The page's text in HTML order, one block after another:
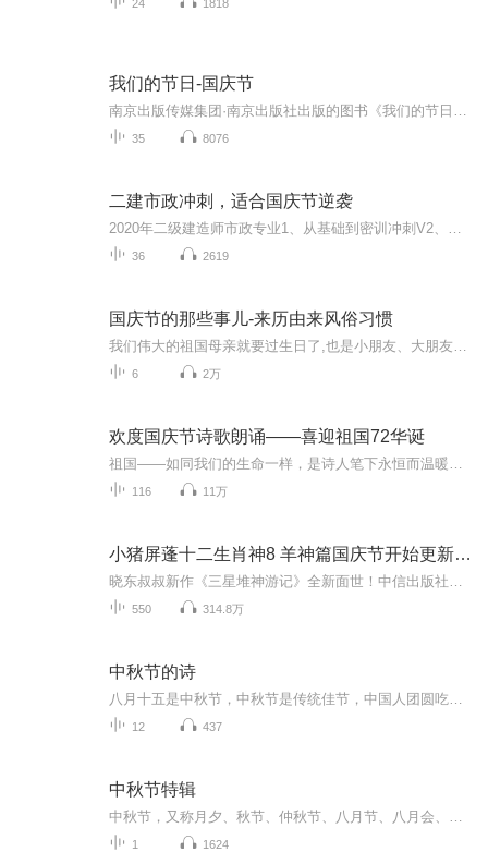
24 1818
我们的节日-国庆节
35 8076
二建市政冲刺，适合国庆节逆袭
36 2619
国庆节的那些事儿-来历由来风俗习惯
6 2万
欢度国庆节诗歌朗诵——喜迎祖国72华诞
116 11万
小猪屏蓬十二生肖神8 羊神篇国庆节开始更新啦！
550 314.8万
中秋节的诗
12 437
中秋节特辑
1 1624